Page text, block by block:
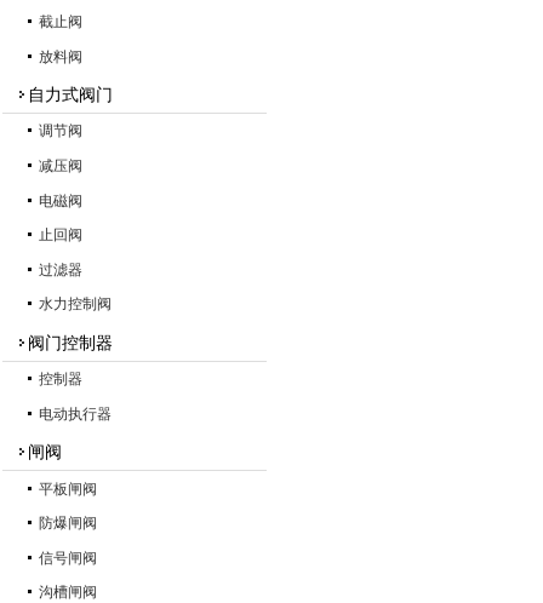
截止阀
放料阀
自力式阀门
调节阀
减压阀
电磁阀
止回阀
过滤器
水力控制阀
阀门控制器
控制器
电动执行器
闸阀
平板闸阀
防爆闸阀
信号闸阀
沟槽闸阀